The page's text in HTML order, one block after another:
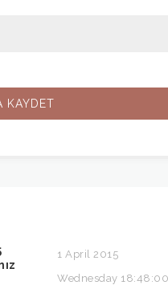
1 April 2015
Wednesday 18:48:00